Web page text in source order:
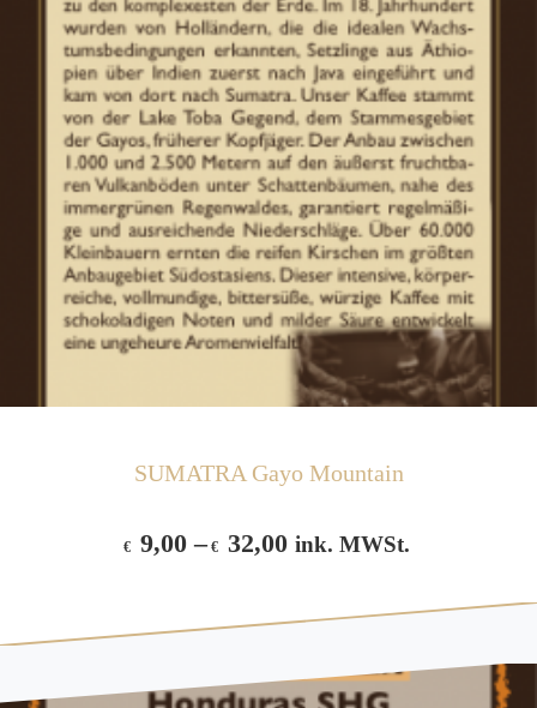
SUMATRA Gayo Mountain
€ 9,00 –€ 32,00 ink. MWSt.